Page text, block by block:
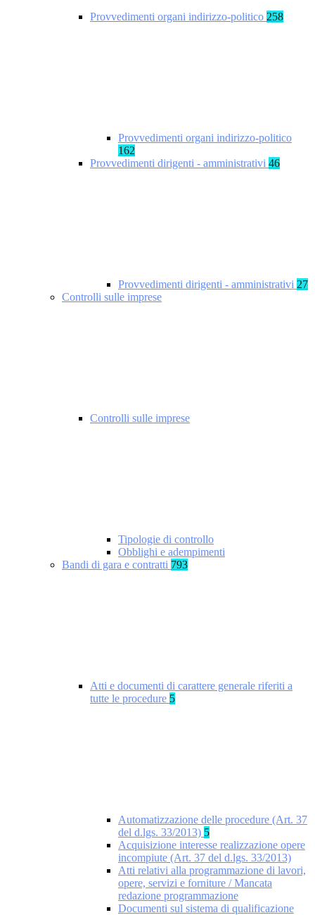
Provvedimenti organi indirizzo-politico 258
Provvedimenti organi indirizzo-politico
162
Provvedimenti dirigenti - amministrativi 46
Provvedimenti dirigenti - amministrativi 27
Controlli sulle imprese
Controlli sulle imprese
Tipologie di controllo
Obblighi e adempimenti
Bandi di gara e contratti 793
Atti e documenti di carattere generale riferiti a
tutte le procedure 5
Automatizzazione delle procedure (Art. 37
del d.lgs. 33/2013) 5
Acquisizione interesse realizzazione opere
incompiute (Art. 37 del d.lgs. 33/2013)
Atti relativi alla programmazione di lavori,
opere, servizi e forniture / Mancata
redazione programmazione
Documenti sul sistema di qualificazione